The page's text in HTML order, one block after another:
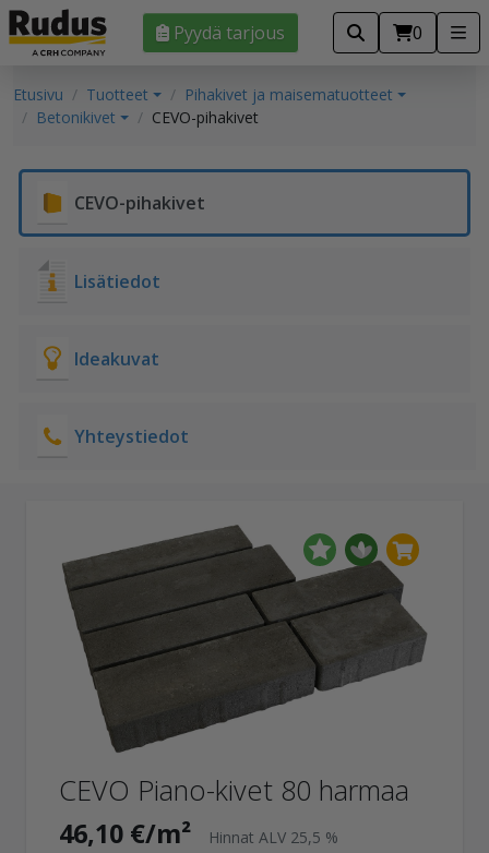
Pyydä tarjous 0
Etusivu Tuotteet
Pihakivet ja maisematuotteet
Betonikivet
CEVO-pihakivet
CEVO-pihakivet
Lisätiedot
Ideakuvat
Yhteystiedot
CEVO Piano-kivet 80 harmaa
46,10 €/m² Hinnat ALV 25,5 %